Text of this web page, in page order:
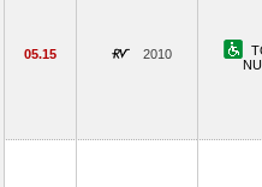
05.15 2010